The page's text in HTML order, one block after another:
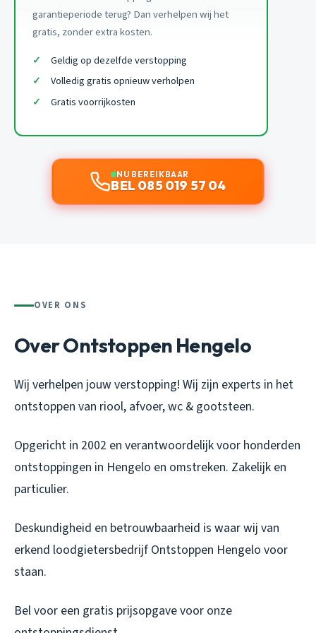
garantieperiode terug? Dan verhelpen wij het
gratis, zonder extra kosten.
Geldig op dezelfde verstopping
Volledig gratis opnieuw verholpen
Gratis voorrijkosten
NU BEREIKBAAR
BEL 085 019 57 04
OVER ONS
Over Ontstoppen Hengelo
Wij verhelpen jouw verstopping! Wij zijn experts in het
ontstoppen van riool, afvoer, wc & gootsteen.
Opgericht in 2002 en verantwoordelijk voor honderden
ontstoppingen in Hengelo en omstreken. Zakelijk en
particulier.
Deskundigheid en betrouwbaarheid is waar wij van
erkend loodgietersbedrijf Ontstoppen Hengelo voor
staan.
Bel voor een gratis prijsopgave voor onze